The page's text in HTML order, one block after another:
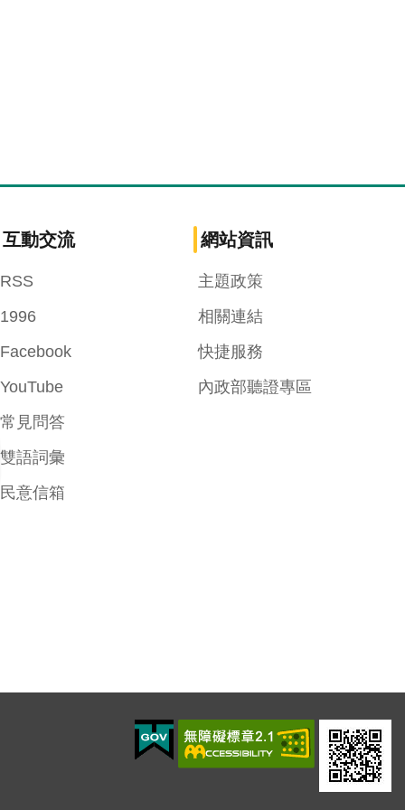
互動交流
RSS
1996
Facebook
YouTube
常見問答
雙語詞彙
民意信箱
網站資訊
主題政策
相關連結
快捷服務
內政部聽證專區